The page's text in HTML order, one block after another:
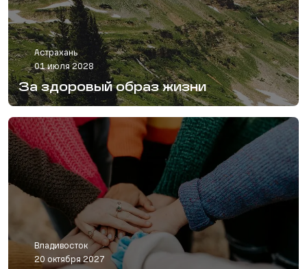
Астрахань
01 июля 2028
За здоровый образ жизни
Владивосток
20 октября 2027